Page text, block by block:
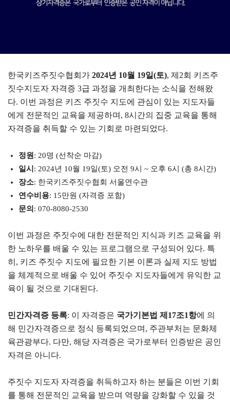
한국키즈주짓수협회가 2024년 10월 19일(토), 제2회 키즈주
짓수지도자 자격증 3급 과정을 개최한다는 소식을 전해왔
다. 이번 과정은 키즈 주짓수 지도에 관심이 있는 지도자들
에게 전문적인 교육을 제공하며, 8시간의 집중 교육을 통해
자격증을 취득할 수 있는 기회로 마련되었다.
정원 : 20명 (선착순 마감)
일시 : 2024년 10월 19일(토) 오전 9시 ~ 오후 6시 (총 8시간)
장소: 한국키즈주짓수협회 서울연수관
연수비용: 15만원 (자격증 포함)
문의 : 070-8080-2530
이번 과정은 주짓수에 대한 전문적인 지식과 키즈 교육을 위
한 노하우를 배울 수 있는 프로그램으로 구성되어 있다. 특
히, 키즈 주짓수 지도에 필요한 기본 이론과 실제 지도 방법
을 체계적으로 배울 수 있어 주짓수 지도자들에게 유익한 교
육이 될 것으로 기대된다.
민간자격증 등록: 이 자격증은 국가기본법 제17조1항에 의
해 민간자격증으로 정식 등록되었으며, 주관부처는 문화체
육관광부다. 다만, 해당 자격증은 국가로부터 인증받은 공인
자격은 아니다.
주짓수 지도자 자격증을 취득하고자 하는 분들은 이번 기회
를 통해 전문적인 교육을 받으며 역량을 강화할 수 있을 것